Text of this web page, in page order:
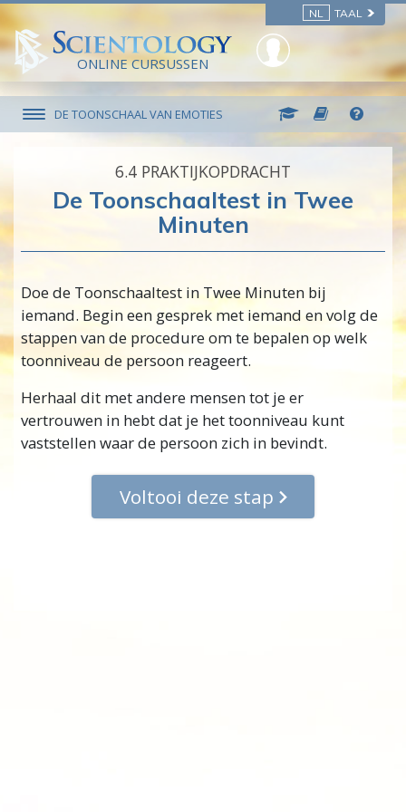
NL TAAL
ONLINE CURSUSSEN
DE TOONSCHAAL VAN EMOTIES
6.‎4 PRAKTIJKOPDRACHT
De Toonschaaltest in Twee
Minuten
Doe de Toonschaaltest in Twee Minuten bij
iemand. Begin een gesprek met iemand en volg de
stappen van de procedure om te bepalen op welk
toonniveau de persoon reageert.
Herhaal dit met andere mensen tot je er
vertrouwen in hebt dat je het toonniveau kunt
vaststellen waar de persoon zich in bevindt.
Voltooi deze stap